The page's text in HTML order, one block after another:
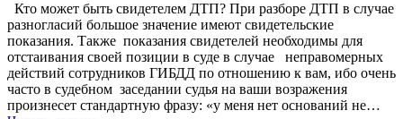
Кто может быть свидетелем ДТП? При разборе ДТП в случае
разногласий большое значение имеют свидетельские
показания. Также показания свидетелей необходимы для
отстаивания своей позиции в суде в случае неправомерных
действий сотрудников ГИБДД по отношению к вам, ибо очень
часто в судебном заседании судья на ваши возражения
произнесет стандартную фразу: «у меня нет оснований не…